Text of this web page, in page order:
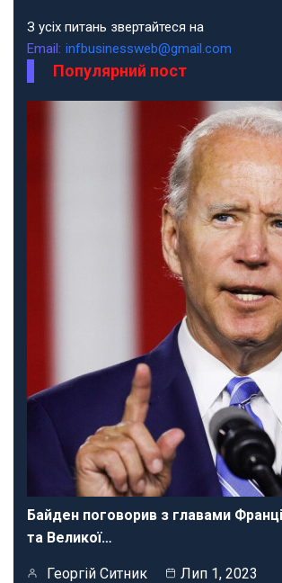
З усіх питань звертайтеся на
Email: infbusinessweb@gmail.com
Популярний пост
Байден поговорив з главами
та Великої…
Георгій Ситник Лип 1, 2023